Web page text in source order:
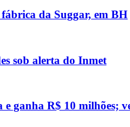
da Suggar, em BH
sob alerta do Inmet
ganha R$ 10 milhões;